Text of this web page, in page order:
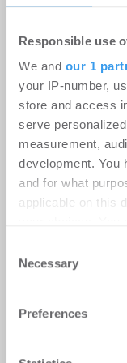
Responsible use
We and our 1
your IP-number,
store and access
serve
measurement,
development. You
and for what
applicable on this
the Privacy trigger
Find out more
and set your
We use cookies
Selection
Necessary
Preferences
-07.07.2026
registriert,